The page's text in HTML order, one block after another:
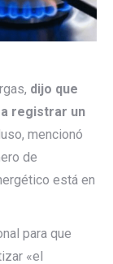
dijo que
registrar un
mencionó
de
está en
para que
«el